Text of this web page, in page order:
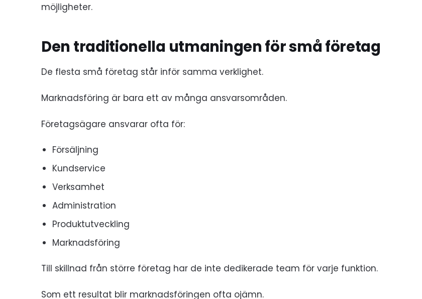
möjligheter.
Den traditionella utmaningen för små företag
De flesta små företag står inför samma verklighet.
Marknadsföring är bara ett av många ansvarsområden.
Företagsägare ansvarar ofta för:
Försäljning
Kundservice
Verksamhet
Administration
Produktutveckling
Marknadsföring
Till skillnad från större företag har de inte dedikerade team för varje funktion.
Som ett resultat blir marknadsföringen ofta ojämn.